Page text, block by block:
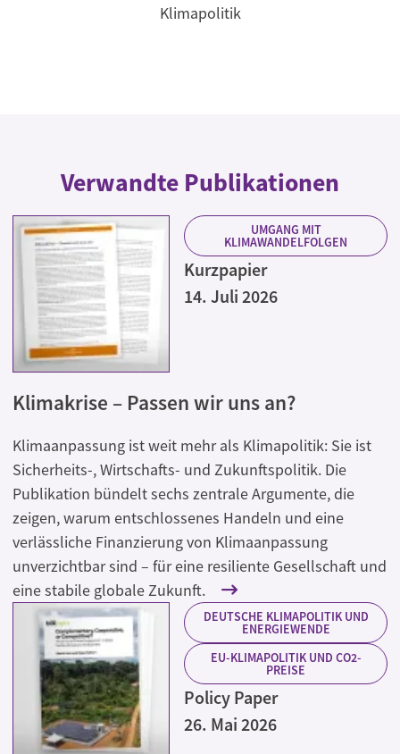
Klimapolitik
Verwandte Publikationen
UMGANG MIT
KLIMAWANDELFOLGEN
Kurzpapier
14. Juli 2026
Klimakrise – Passen wir uns an?
Klimaanpassung ist weit mehr als Klimapolitik: Sie ist
Sicherheits-, Wirtschafts- und Zukunftspolitik. Die
Publikation bündelt sechs zentrale Argumente, die
zeigen, warum entschlossenes Handeln und eine
verlässliche Finanzierung von Klimaanpassung
unverzichtbar sind – für eine resiliente Gesellschaft und
eine stabile globale Zukunft.
DEUTSCHE KLIMAPOLITIK UND
ENERGIEWENDE
EU-KLIMAPOLITIK UND CO2-
PREISE
Policy Paper
26. Mai 2026